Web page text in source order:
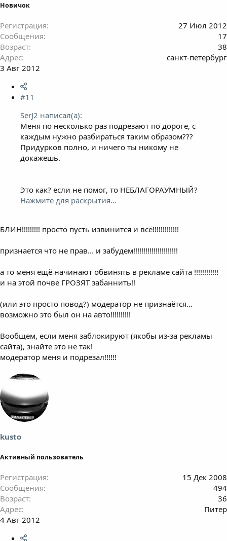
Новичок
Регистрация
27 Июл 2012
Сообщения
17
Возраст
38
Адрес
санкт-петербург
3 Авг 2012
#11
SerJ2 написал(а):
Меня по несколько раз подрезают по дороге, с
каждым нужно разбираться таким образом???
Придурков полно, и ничего ты никому не
докажешь.
Это как? если не помог, то НЕБЛАГОРАУМНЫЙ?
Нажмите для раскрытия...
БЛИН!!!!!!!!! просто пусть извинится и всё!!!!!!!!!!!!!
признается что не прав... и забудем!!!!!!!!!!!!!!!!!!!!!!
а то меня ещё начинают обвинять в рекламе сайта !!!!!!!!!!!!
и на этой почве ГРОЗЯТ забаннить!!
(или это просто повод?) модератор не признаётся...
возможно это был он на авто!!!!!!!!!!
Вообщем, если меня заблокируют (якобы из-за рекламы
сайта), знайте это не так!
модератор меня и подрезал!!!!!!
kusto
Активный пользователь
Регистрация
15 Дек 2008
Сообщения
494
Возраст
36
Адрес
Питер
4 Авг 2012